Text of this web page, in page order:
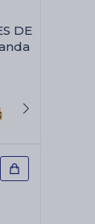
DE